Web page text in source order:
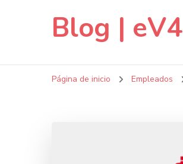
Blog | eV4
Página de inicio Empleados